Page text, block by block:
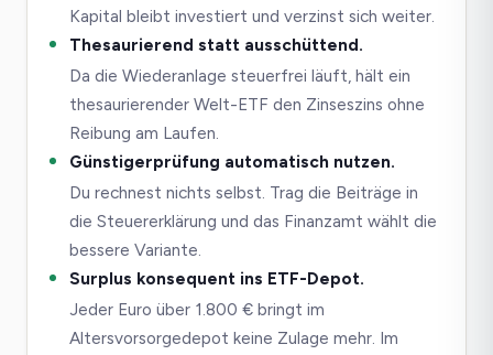
Kapital bleibt investiert und verzinst sich weiter.
Thesaurierend statt ausschüttend.
Da die Wiederanlage steuerfrei läuft, hält ein
thesaurierender Welt-ETF den Zinseszins ohne
Reibung am Laufen.
Günstigerprüfung automatisch nutzen.
Du rechnest nichts selbst. Trag die Beiträge in
die Steuererklärung und das Finanzamt wählt die
bessere Variante.
Surplus konsequent ins ETF-Depot.
Jeder Euro über 1.800 € bringt im
Altersvorsorgedepot keine Zulage mehr. Im